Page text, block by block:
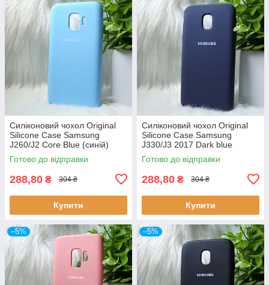
Силіконовий чохол Original
Silicone Case Samsung
J260/J2 Core Blue (синій)
Готово до відправки
288,80 ₴ 304 ₴
Купити
Силіконовий чохол Original
Silicone Case Samsung
J330/J3 2017 Dark blue
(темно-синій)
Готово до відправки
288,80 ₴ 304 ₴
Купити
–5% –5%